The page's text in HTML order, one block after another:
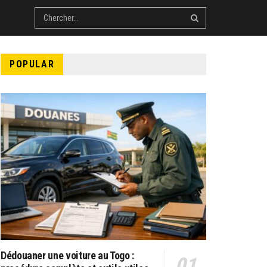
POPULAR
Dédouaner une voiture au Togo :